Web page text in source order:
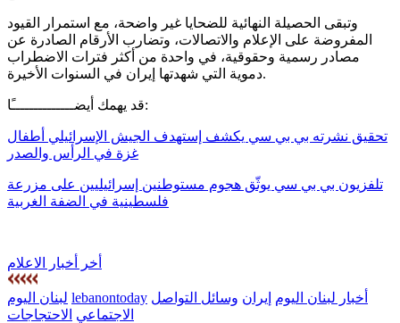
وتبقى الحصيلة النهائية للضحايا غير واضحة، مع استمرار القيود
المفروضة على الإعلام والاتصالات، وتضارب الأرقام الصادرة عن
مصادر رسمية وحقوقية، في واحدة من أكثر فترات الاضطراب
دموية التي شهدتها إيران في السنوات الأخيرة.
قد يهمك أيضــــــــــــــًا:
تحقيق نشرته بي بي سي يكشف إستهدف الجيش الإسرائيلي أطفال
غزة في الرأس والصدر
تلفزيون بي بي سي يوثّق هجوم مستوطنين إسرائيليين على مزرعة
فلسطينية في الضفة الغربية
أخر أخبار الاعلام
لبنان اليوم lebanontoday أخبار لبنان اليوم إيران وسائل التواصل
الاجتماعي الاحتجاجات